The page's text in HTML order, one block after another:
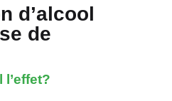
d’alcool
de
l’effet?